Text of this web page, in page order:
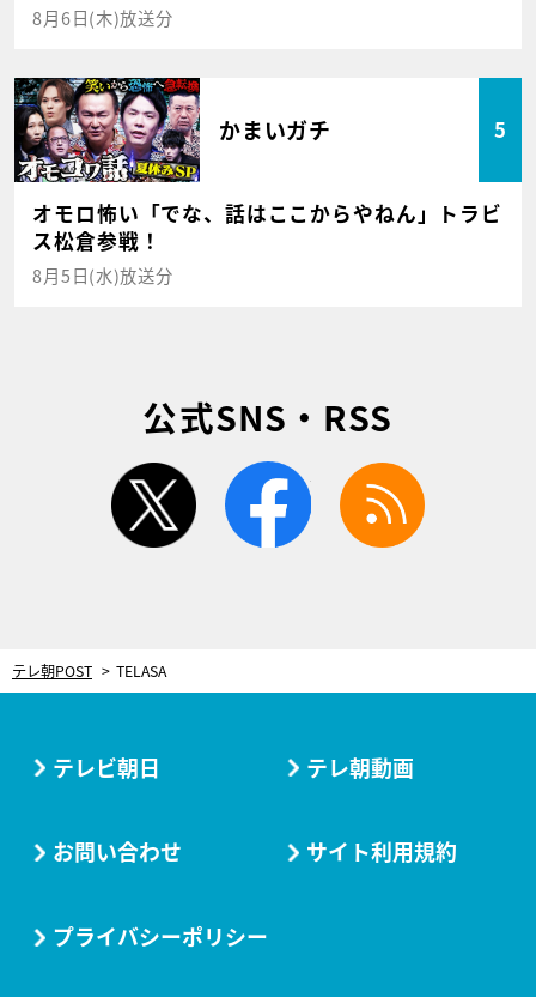
8月6日(木)放送分
かまいガチ 5
オモロ怖い「でな、話はここからやねん」トラビ
ス松倉参戦！
8月5日(水)放送分
公式SNS・RSS
twitter facebook
テレ朝POST TELASA
テレビ朝日 テレ朝動画
お問い合わせ サイト利用規約
プライバシーポリシー